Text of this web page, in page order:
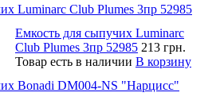
Luminarc Club Plumes 3пр 52985
Емкость для сыпучих Luminarc
Club Plumes 3пр 52985 213 грн.
Товар есть в наличии В корзину
Bonadi DM004-NS "Нарцисс"